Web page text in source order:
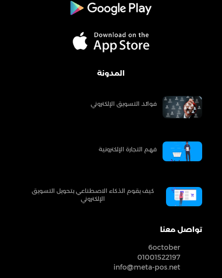
المدونة
فوائد التسويق الإلكتروني
فهم التجارة الإلكترونية
كيف يقوم الذكاء الاصطناعي بتحويل التسويق
الإلكتروني
تواصل معنا
6october
01001522197
info@meta-pos.net